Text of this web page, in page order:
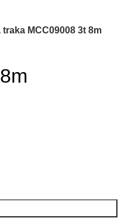
traka MCC09008 3t 8m